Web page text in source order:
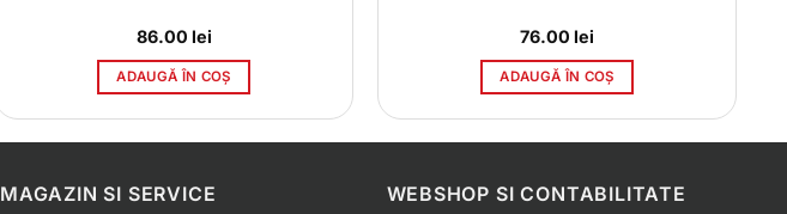
86.00 lei
ADAUGĂ ÎN COȘ
76.00 lei
ADAUGĂ ÎN COȘ
MAGAZIN SI SERVICE WEBSHOP SI CONTABILITATE